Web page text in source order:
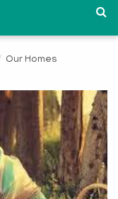
Our Homes